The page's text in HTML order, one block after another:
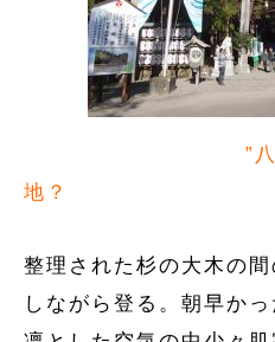
”
地？
整理された杉の大木の
しながら登る。朝早か